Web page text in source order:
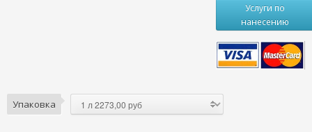
Услуги по
нанесению
Упаковка